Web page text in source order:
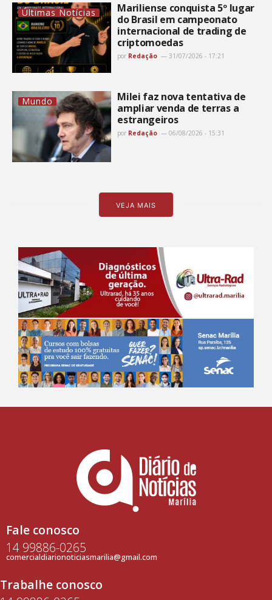
Últimas Notícias
Mariliense conquista 5º lugar
do Brasil em campeonato
internacional de trading de
criptomoedas
por Redação 31/07/2026 - 17:21
Mundo
Milei faz nova tentativa de
ampliar venda de terras a
estrangeiros
por Redação 06/08/2026 - 15:31
VEJA MAIS
Fale conosco
14 99886-0265
comercialdiarionoticiasmarilia@gmail.com
Trabalhe conosco